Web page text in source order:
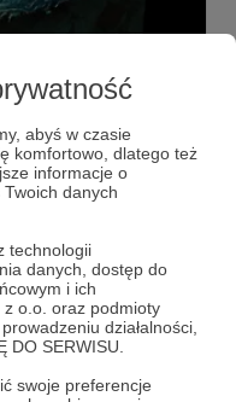
abyś w czasie
komfortowo, dlatego też
informacje o
danych
technologii
danych, dostęp do
i ich
o.o. oraz podmioty
działalności,
DO SERWISU.
swoje preferencje
30.11–
wotum nieufności
co było możliwe
Marine Le Pen oraz
była
poważne cięcia
Weekly Brief